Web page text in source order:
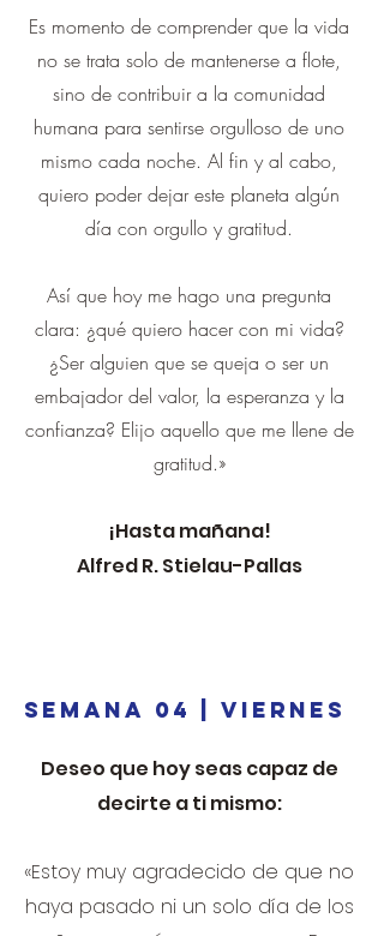
Es momento de comprender que la vida
no se trata solo de mantenerse a flote,
sino de contribuir a la comunidad
humana para sentirse orgulloso de uno
mismo cada noche. Al fin y al cabo,
quiero poder dejar este planeta algún
día con orgullo y gratitud.
Así que hoy me hago una pregunta
clara: ¿qué quiero hacer con mi vida?
¿Ser alguien que se queja o ser un
embajador del valor, la esperanza y la
confianza? Elijo aquello que me llene de
gratitud.»
¡Hasta mañana!
Alfred R. Stielau-Pallas
SEMANA 04 | VIERNES
Deseo que hoy seas capaz de
decirte a ti mismo:
«Estoy muy agradecido de que no
haya pasado ni un solo día de los